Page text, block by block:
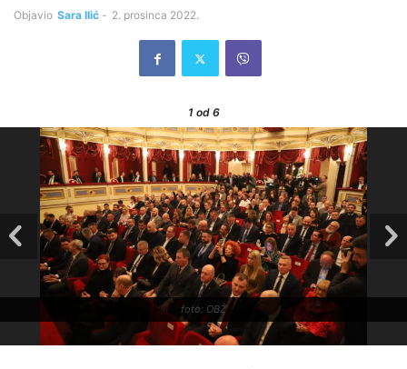
Objavio Sara Ilić - 2. prosinca 2022.
1od 6
foto: OBŽ